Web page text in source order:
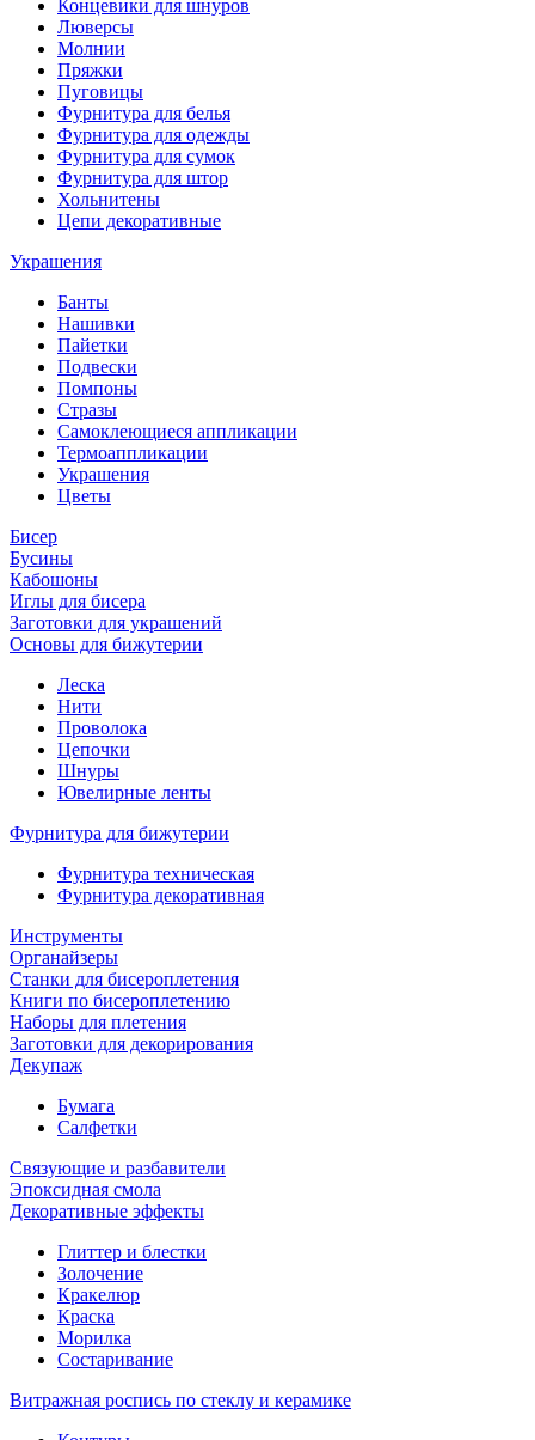
Концевики для шнуров
Люверсы
Молнии
Пряжки
Пуговицы
Фурнитура для белья
Фурнитура для одежды
Фурнитура для сумок
Фурнитура для штор
Хольнитены
Цепи декоративные
Украшения
Банты
Нашивки
Пайетки
Подвески
Помпоны
Стразы
Самоклеющиеся аппликации
Термоаппликации
Украшения
Цветы
Бисер
Бусины
Кабошоны
Иглы для бисера
Заготовки для украшений
Основы для бижутерии
Леска
Нити
Проволока
Цепочки
Шнуры
Ювелирные ленты
Фурнитура для бижутерии
Фурнитура техническая
Фурнитура декоративная
Инструменты
Органайзеры
Станки для бисероплетения
Книги по бисероплетению
Наборы для плетения
Заготовки для декорирования
Декупаж
Бумага
Салфетки
Связующие и разбавители
Эпоксидная смола
Декоративные эффекты
Глиттер и блестки
Золочение
Кракелюр
Краска
Морилка
Состаривание
Витражная роспись по стеклу и керамике